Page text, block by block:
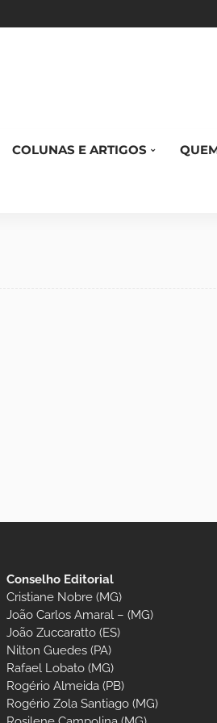
COLUNAS E ARTIGOS
Conselho Editorial
Cristiane Nobre (MG)
João Carlos Amaral – (MG)
João Zuccaratto (ES)
Nilton Guedes (PA)
Rafael Lobato (MG)
Rogério Almeida (PB)
Rogério Zola Santiago (MG)